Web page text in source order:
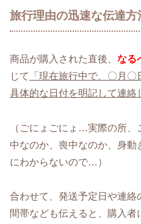
旅行理由の迅速な伝達方
商品が購入された直後、 なる
じて
「現在旅行中で、〇月
具体的な日付を明記して連絡
（ごにょごにょ…実際の所
中なのか、喪中なのか、身
にわからないので…）
合わせて、発送予定日や連
間帯なども伝えると、購入